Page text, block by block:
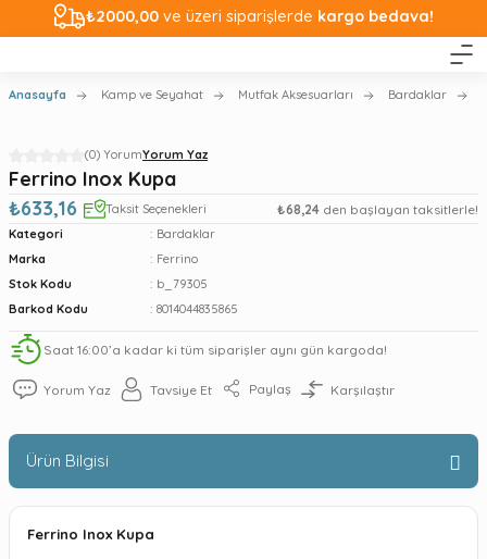
₺2000,00 ve üzeri siparişlerde kargo bedava!
Anasayfa Kamp ve Seyahat Mutfak Aksesuarları Bardaklar
(0) YorumYorum Yaz
Ferrino Inox Kupa
₺633,16
Taksit Seçenekleri ₺68,24 den başlayan taksitlerle!
Kategori
Bardaklar
Marka
Ferrino
Stok Kodu
b_79305
Barkod Kodu
8014044835865
Saat 16:00’a kadar ki tüm siparişler aynı gün kargoda!
Yorum Yaz Tavsiye Et Paylaş Karşılaştır
Ürün Bilgisi
Ferrino Inox Kupa